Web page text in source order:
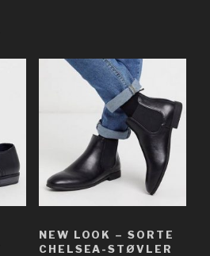
NEW LOOK – SORTE
CHELSEA-STØVLER